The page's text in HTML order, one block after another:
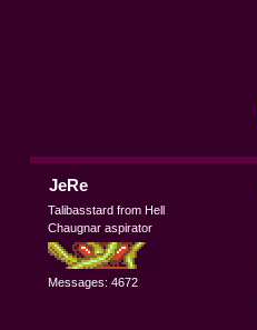
JeRe
Talibasstard from Hell
Chaugnar aspirator
Messages: 4672